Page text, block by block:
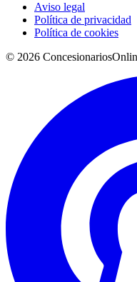
Aviso legal
Política de privacidad
Política de cookies
© 2026